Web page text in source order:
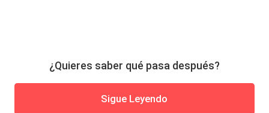
¿Quieres saber qué pasa después?
Sigue Leyendo